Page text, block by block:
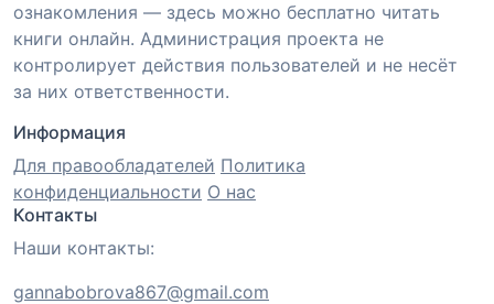
ознакомления — здесь можно бесплатно читать
книги онлайн. Администрация проекта не
контролирует действия пользователей и не несёт
за них ответственности.
Информация
Для правообладателей Политика
конфиденциальности О нас
Контакты
Наши контакты:
gannabobrova867@gmail.com